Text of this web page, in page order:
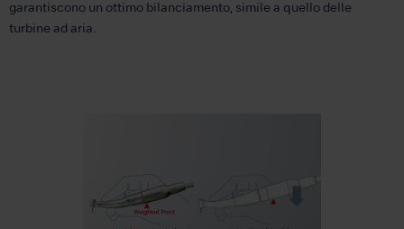
garantiscono un ottimo bilanciamento, simile a quello delle
turbine ad aria.